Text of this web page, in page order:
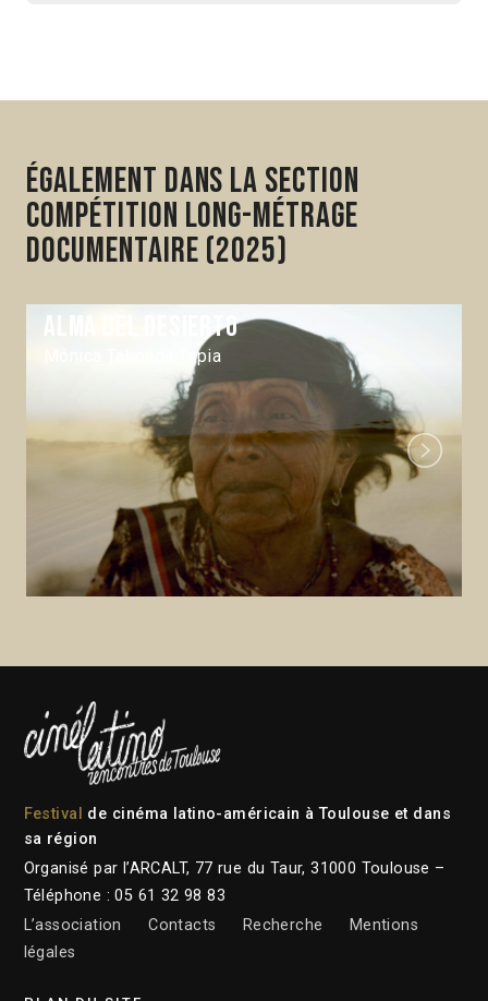
Également dans la section
Compétition Long-métrage
documentaire (2025)
Alma del desierto
Mónica Taboada Tapia
Next
Festival
de cinéma latino-américain à Toulouse et dans
sa région
Organisé par l’ARCALT, 77 rue du Taur, 31000 Toulouse –
Téléphone : 05 61 32 98 83
L’association
Contacts Recherche
Mentions
légales